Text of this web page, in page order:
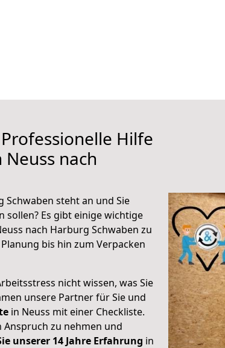
Hilfe
nach
steht an und Sie
sollen? Es gibt einige wichtige
nach Harburg Schwaben zu
bis hin zum Verpacken
nicht wissen, was Sie
unsere Partner für Sie und
in Neuss mit einer Checkliste.
Anspruch zu nehmen und
unserer 14 Jahre Erfahrung in